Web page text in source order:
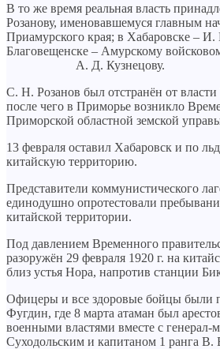
В то же время реальная власть
Розанову, именовавшемуся главным
Приамурского края; в Хабаровске –
Благовещенске – Амурскому
А. Д. Кузнецову.
С. Н. Розанов был отстранён от власти
после чего в Приморье возникло
Приморской областной земской
13 февраля оставил Хабаровск и по
китайскую территорию.
Представители коммунистического
единодушно опротестовали
китайской территории.
Под давлением Временного
разоружён 29 февраля 1920 г. на
близ устья Нора, напротив станции
Офицеры и все здоровые бойцы были
Фугдин, где 8 марта атаман был
военными властями вместе с
Суходольским и капитаном 1 ранга В.